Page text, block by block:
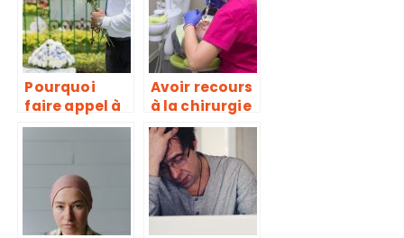
crèche ?
Pourquoi
faire appel à
une agence
Avoir recours
à la chirurgie
esthétique en
Tunisie